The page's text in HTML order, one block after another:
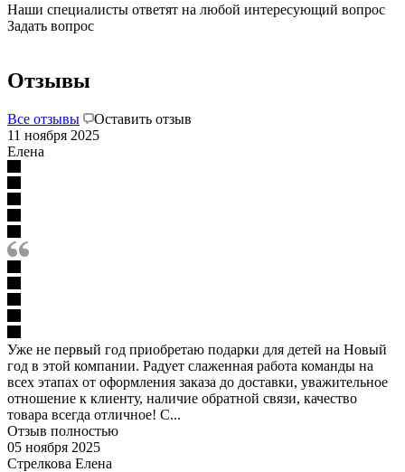
Наши специалисты ответят на любой интересующий вопрос
Задать вопрос
Отзывы
Все отзывы
Оставить отзыв
11 ноября 2025
Елена
Уже не первый год приобретаю подарки для детей на Новый
год в этой компании. Радует слаженная работа команды на
всех этапах от оформления заказа до доставки, уважительное
отношение к клиенту, наличие обратной связи, качество
товара всегда отличное! С...
Отзыв полностью
05 ноября 2025
Стрелкова Елена